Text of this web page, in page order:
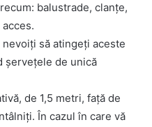
balustrade, clanțe,
să atingeți aceste
șervețele de unică
de 1,5 metri, față de
În cazul în care vă